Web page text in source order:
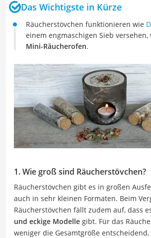
Das Wichtigste in Kürze
Räucherstövchen funktionieren wie
einem engmaschigen Sieb
Mini-Räucherofen.
1. Wie groß sind Räucherstövchen?
Räucherstövchen gibt es in großen
auch in sehr kleinen Formaten. Beim
Räucherstövchen fällt zudem auf, dass
und eckige Modelle gibt. Für das
weniger die Gesamtgröße